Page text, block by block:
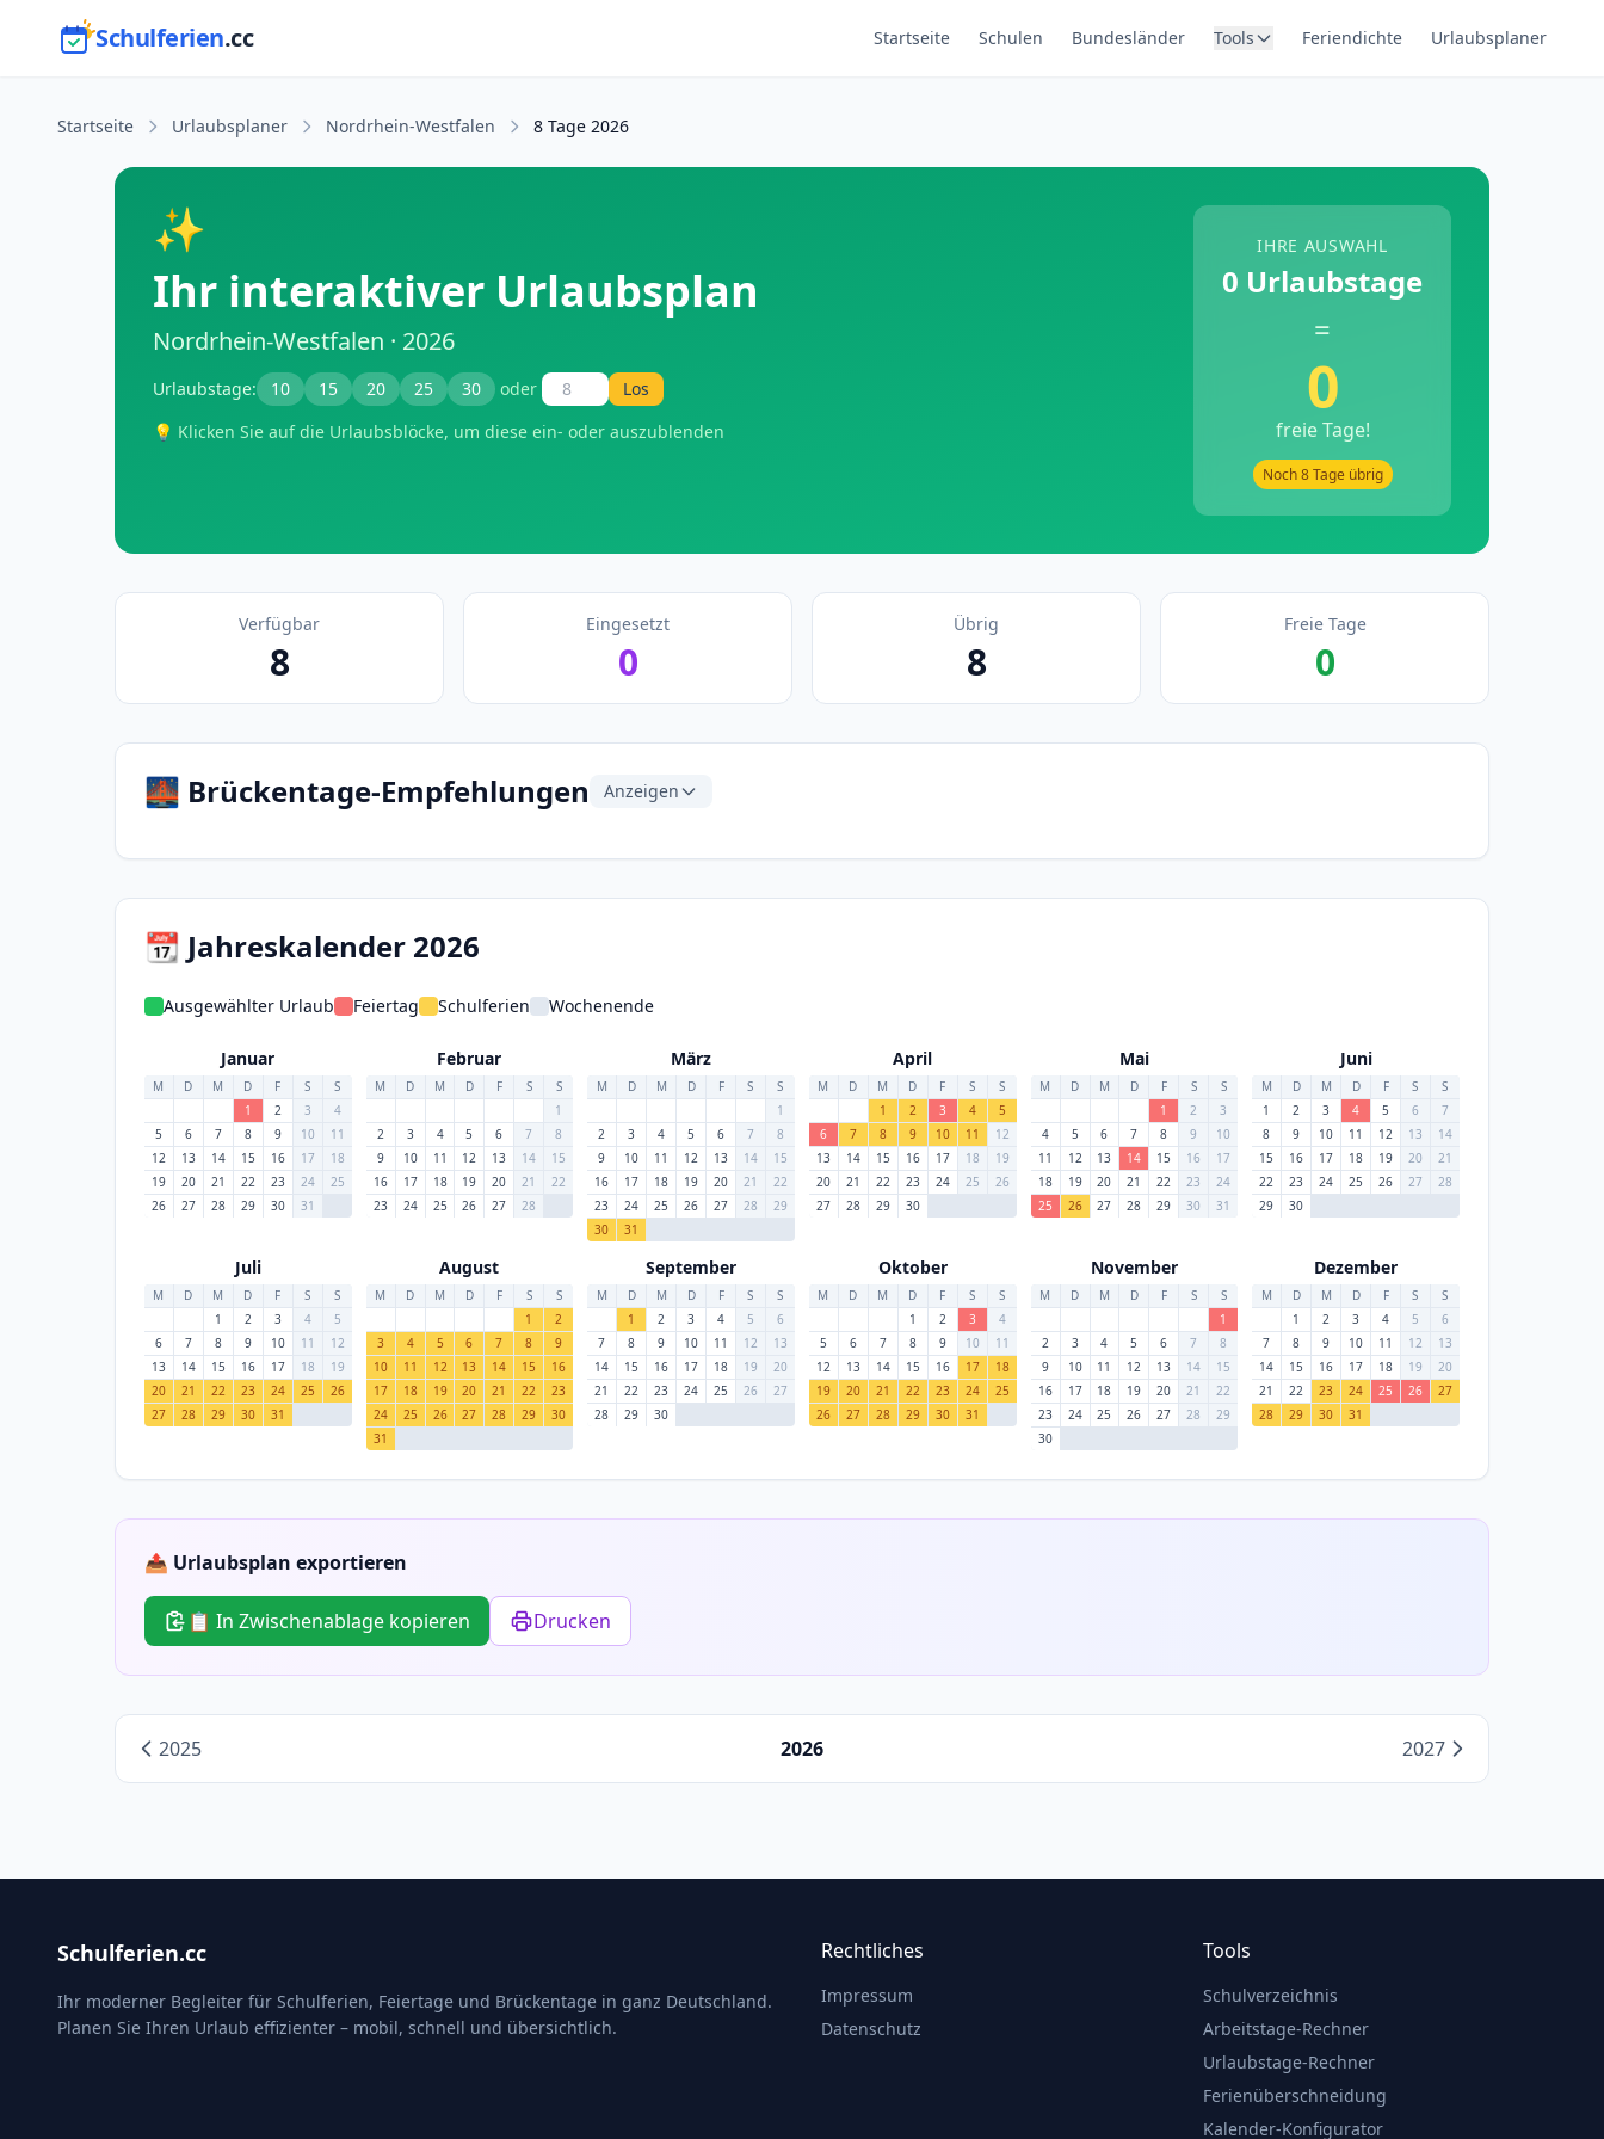
Schulferien.cc Startseite Schulen Bundesländer Tools Feriendichte Urlaubsplaner
Startseite Urlaubsplaner Nordrhein-Westfalen 8 Tage 2026
✨
Ihr interaktiver Urlaubsplan
Nordrhein-Westfalen · 2026
Urlaubstage: 10 15 20 25 30 oder
Los
💡 Klicken Sie auf die Urlaubsblöcke, um diese ein- oder auszublenden
IHRE AUSWAHL
0 Urlaubstage
=
0
freie Tage!
Noch8Tage übrig
Verfügbar
8
Eingesetzt
0
Übrig
8
Freie Tage
0
🌉 Brückentage-Empfehlungen Anzeigen
📆 Jahreskalender 2026
Ausgewählter Urlaub Feiertag Schulferien Wochenende
Januar
M D M D F S
S
1
2 3
4
5
6 7 8 9 10
11
12
13 14 15 16 17
18
19
20 21 22 23 24
25
26
27 28 29 30 31
Februar
M D M D F S
S
1
2
3 4 5 6 7
8
9
10 11 12 13 14
15
16
17 18 19 20 21
22
23
24 25 26 27 28
März
M D M D F S
S
1
2
3 4 5 6 7
8
9
10 11 12 13 14
15
16
17 18 19 20 21
22
23
24 25 26 27 28
29
30
31
April
M D M D F S
S
1
2 3 4
5
6
7 8 9 10 11
12
13
14 15 16 17 18
19
20
21 22 23 24 25
26
27
28 29 30
Mai
M D M D F S
S
1
2
3
4
5 6 7 8 9
10
11
12 13 14 15 16
17
18
19 20 21 22 23
24
25
26 27 28 29 30 31
Juni
M D M D F S
S
1
2 3 4 5 6
7
8
9 10 11 12 13
14
15
16 17 18 19 20
21
22
23 24 25 26 27
28
29
30
Juli
M D M D F S
S
1
2 3 4
5
6
7 8 9 10 11
12
13
14 15 16 17 18
19
20
21 22 23 24 25
26
27
28 29 30 31
August
M D M D F S
S
1
2
3
4 5 6 7 8
9
10
11 12 13 14 15
16
17
18 19 20 21 22
23
24
25 26 27 28 29
30
31
September
M D M D F S
S
1
2 3 4 5
6
7
8 9 10 11 12
13
14
15 16 17 18 19
20
21
22 23 24 25 26
27
28
29 30
Oktober
M D M D F S
S
1
2 3
4
5
6 7 8 9 10
11
12
13 14 15 16 17
18
19
20 21 22 23 24
25
26
27 28 29 30 31
November
M D M D F S
S
1
2
3 4 5 6 7
8
9
10 11 12 13 14
15
16
17 18 19 20 21
22
23
24 25 26 27 28
29
30
Dezember
M D M D F S
S
1
2 3 4 5
6
7
8 9 10 11 12
13
14
15 16 17 18 19
20
21
22 23 24 25 26
27
28
29 30 31
📤 Urlaubsplan exportieren
📋 In Zwischenablage kopieren Drucken
2025 2026 2027
Schulferien.cc
Ihr moderner Begleiter für Schulferien, Feiertage und Brückentage in ganz Deutschland.
Planen Sie Ihren Urlaub effizienter – mobil, schnell und übersichtlich.
Rechtliches
Impressum
Datenschutz
Tools
Schulverzeichnis
Arbeitstage-Rechner
Urlaubstage-Rechner
Ferienüberschneidung
Kalender-Konfigurator